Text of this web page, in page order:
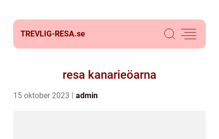
TREVLIG-RESA.se
resa kanarieöarna
15 oktober 2023 admin